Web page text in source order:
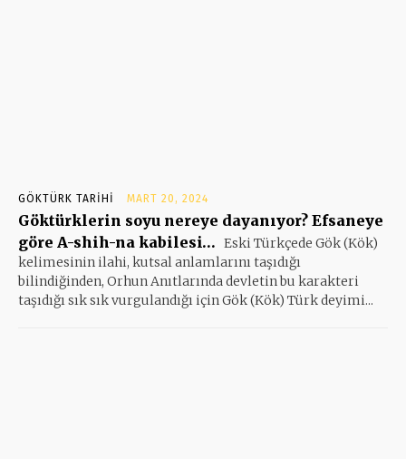
GÖKTÜRK TARIHI MART 20, 2024
Göktürklerin soyu nereye dayanıyor? Efsaneye
göre A-shih-na kabilesi… Eski Türkçede Gök (Kök)
kelimesinin ilahi, kutsal anlamlarını taşıdığı
bilindiğinden, Orhun Anıtlarında devletin bu karakteri
taşıdığı sık sık vurgulandığı için Gök (Kök) Türk deyimi...